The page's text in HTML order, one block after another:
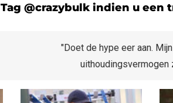
Tag @crazybulk indien u een
"Doet de hype eer aan. Mijn
uithoudingsvermogen